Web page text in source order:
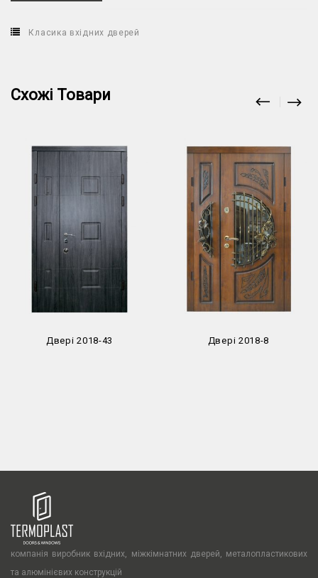
Класика вхідних дверей
Схожі Товари
Двері 2018-43 Двері 2018-8
компанія виробник вхідних, міжкімнатних дверей, металопластикових
та алюмінієвих конструкцій